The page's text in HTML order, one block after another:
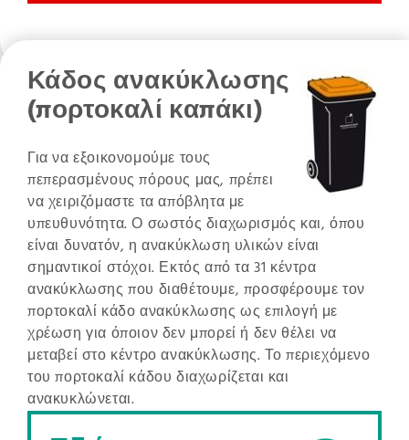
Κάδος ανακύκλωσης
(πορτοκαλί καπάκι)
Για να εξοικονομούμε τους
πεπερασμένους πόρους μας, πρέπει
να χειριζόμαστε τα απόβλητα με
υπευθυνότητα. Ο σωστός διαχωρισμός και, όπου
είναι δυνατόν, η ανακύκλωση υλικών είναι
σημαντικοί στόχοι. Εκτός από τα 31 κέντρα
ανακύκλωσης που διαθέτουμε, προσφέρουμε τον
πορτοκαλί κάδο ανακύκλωσης ως επιλογή με
χρέωση για όποιον δεν μπορεί ή δεν θέλει να
μεταβεί στο κέντρο ανακύκλωσης. Το περιεχόμενο
του πορτοκαλί κάδου διαχωρίζεται και
ανακυκλώνεται.